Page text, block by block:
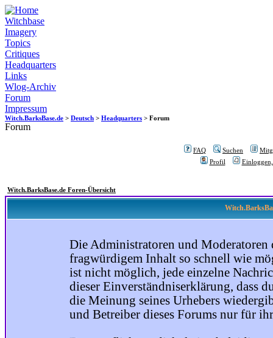
Witchbase
Imagery
Topics
Critiques
Headquarters
Links
Wlog-Archiv
Forum
Impressum
Witch.BarksBase.de > Deutsch > Headquarters > Forum
Forum
FAQ Suchen
Profil
Witch.BarksBase.de Foren-Übersicht
Die Administratoren und Moderatoren
fragwürdigem Inhalt so schnell wie
ist nicht möglich, jede einzelne
dieser Einverständniserklärung, dass
die Meinung seines Urhebers
und Betreiber dieses Forums nur für